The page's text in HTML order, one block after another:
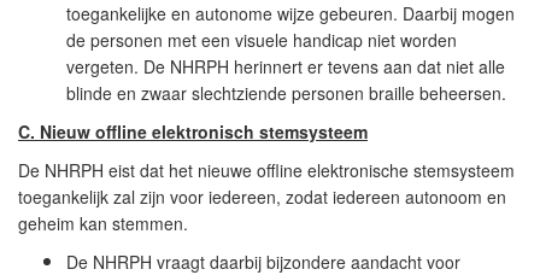
toegankelijke en autonome wijze gebeuren. Daarbij mogen
de personen met een visuele handicap niet worden
vergeten. De NHRPH herinnert er tevens aan dat niet alle
blinde en zwaar slechtziende personen braille beheersen.
C. Nieuw offline elektronisch stemsysteem
De NHRPH eist dat het nieuwe offline elektronische stemsysteem
toegankelijk zal zijn voor iedereen, zodat iedereen autonoom en
geheim kan stemmen.
De NHRPH vraagt daarbij bijzondere aandacht voor